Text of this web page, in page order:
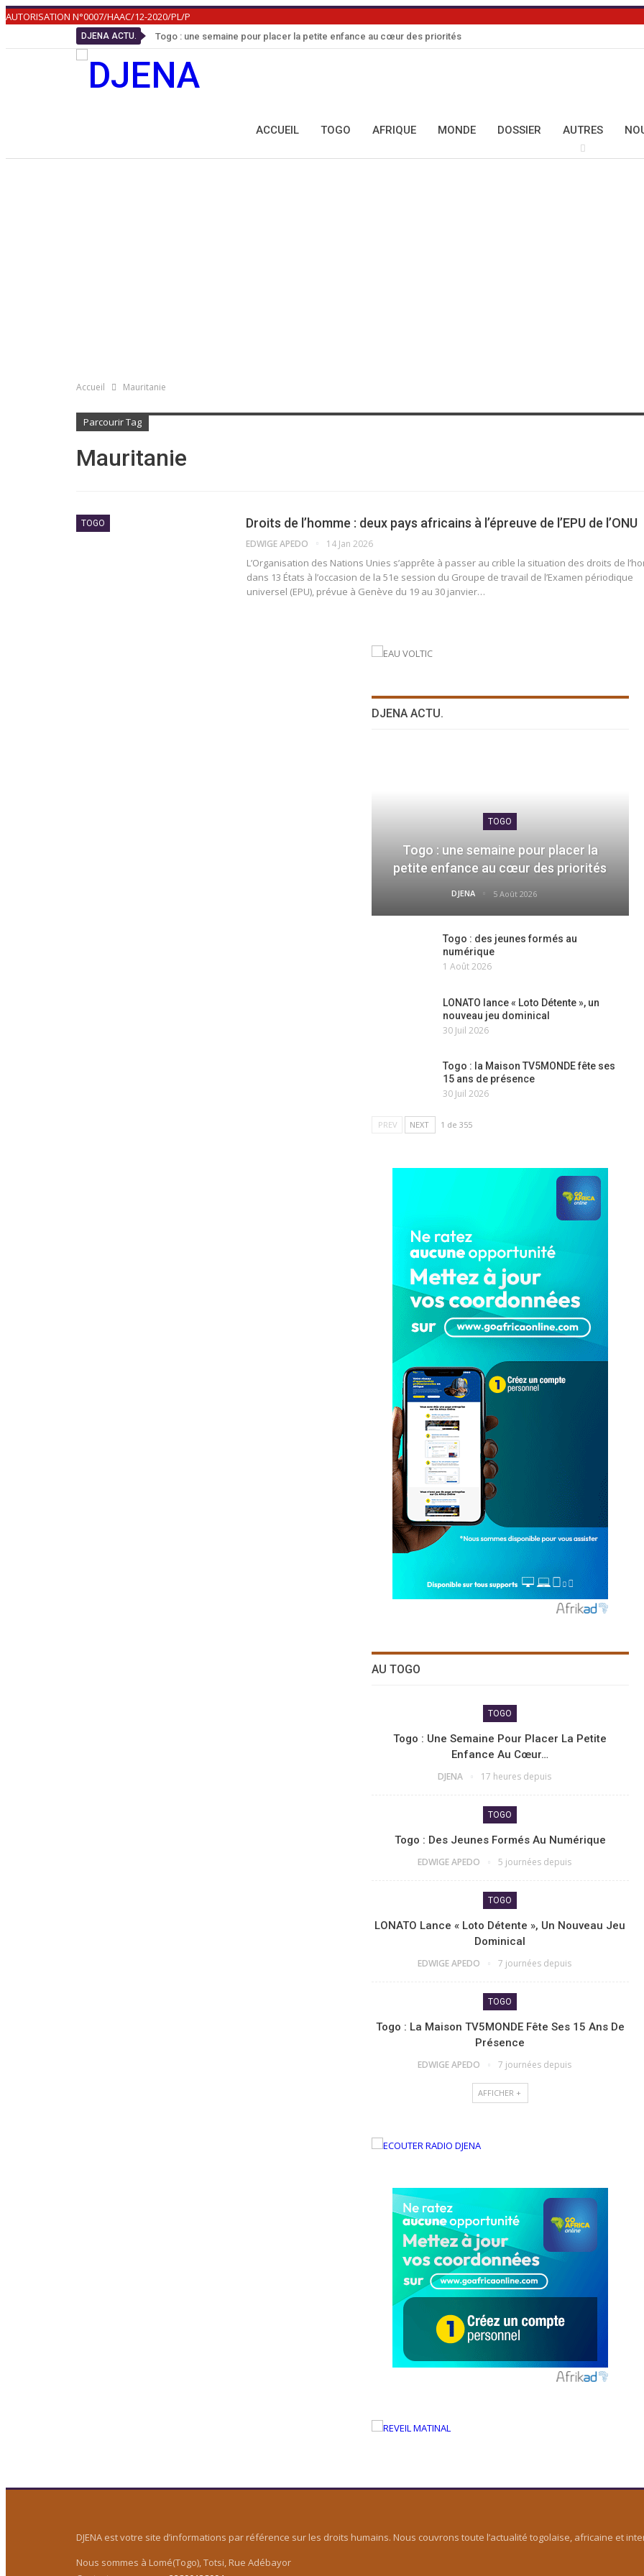
AUTORISATION N°0007/HAAC/12-2020/PL/P
DJENA ACTU. Togo : une semaine pour placer la petite enfance au cœur des priorités
ACCUEIL TOGO AFRIQUE MONDE DOSSIER AUTRES
Accueil Mauritanie
Parcourir Tag
Mauritanie
TOGO Droits de l’homme : deux pays africains à l’épreuve de l’EPU de l’ONU
EDWIGE APEDO 14 Jan 2026
L’Organisation des Nations Unies s’apprête à passer au crible la situation des droits de
dans 13 États à l’occasion de la 51e session du Groupe de travail de l’Examen périodique
universel (EPU), prévue à Genève du 19 au 30 janvier…
DJENA ACTU.
TOGO
Togo : une semaine pour placer la
petite enfance au cœur des priorités
DJENA 5 Août 2026
Togo : des jeunes formés au
numérique
1 Août 2026
LONATO lance « Loto Détente », un
nouveau jeu dominical
30 Juil 2026
Togo : la Maison TV5MONDE fête ses
15 ans de présence
30 Juil 2026
PREV NEXT 1 de 355
AU TOGO
TOGO
Togo : Une Semaine Pour Placer La Petite
Enfance Au Cœur…
DJENA 17 heures depuis
TOGO
Togo : Des Jeunes Formés Au Numérique
EDWIGE APEDO 5 journées depuis
TOGO
LONATO Lance « Loto Détente », Un Nouveau Jeu
Dominical
EDWIGE APEDO 7 journées depuis
TOGO
Togo : La Maison TV5MONDE Fête Ses 15 Ans De
Présence
EDWIGE APEDO 7 journées depuis
AFFICHER +
DJENA est votre site d’informations par référence sur les droits humains. Nous couvrons toute l’actualité togolaise, africaine et
Nous sommes à Lomé(Togo), Totsi, Rue Adébayor